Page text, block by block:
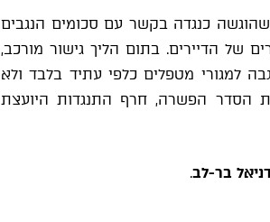
כנגדה בקשר עם סכומים הנגבים
של הדיירים. בתום הליך גישור מורכב,
למגורי מטפלים כלפי עתיד בלבד ולא
הסדר הפשרה, חרף התנגדות היועצת
בר-לב.